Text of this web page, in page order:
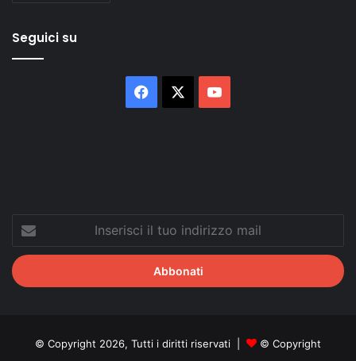
Seguici su
Facebook
tuo
indirizzo
mail
© Copyright 2026, Tutti i diritti riservati |
© Copyright